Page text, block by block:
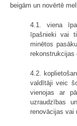
beigām un novērtē
4.1. viena
īpašnieki vai
minētos
rekonstrukcijas
4.2.
valdītāji veic
vienojas ar
uzraudzības
renovācijas vai